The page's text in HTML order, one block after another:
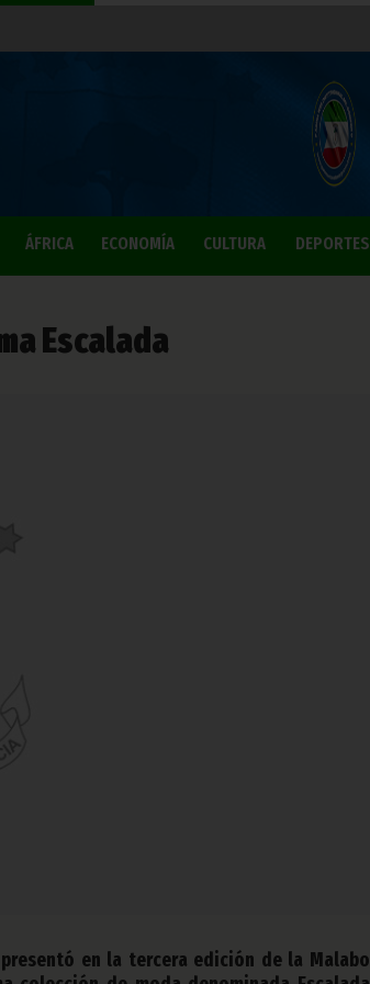
ÁFRICA ECONOMÍA CULTURA DEPORTES
Escalada
en la tercera edición de la Malabo